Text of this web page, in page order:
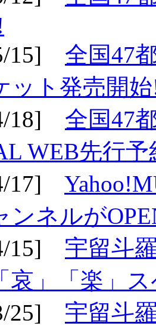
15] 全国47
ット発売開
18] 全国47
WEB先行
17]
ンネルが
15] 宇留斗
哀」「楽」
25] 宇留斗